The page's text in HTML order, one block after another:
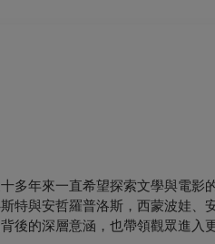
多年來一直希望探索文學與電
特與安哲羅普洛斯，西蒙波娃
後的深層意涵，也帶領觀眾進入